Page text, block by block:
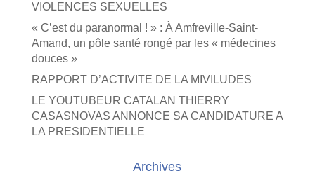
VIOLENCES SEXUELLES
« C’est du paranormal ! » : À Amfreville-Saint-
Amand, un pôle santé rongé par les « médecines
douces »
RAPPORT D’ACTIVITE DE LA MIVILUDES
LE YOUTUBEUR CATALAN THIERRY
CASASNOVAS ANNONCE SA CANDIDATURE A
LA PRESIDENTIELLE
Archives